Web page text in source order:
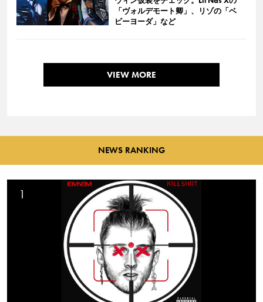
「ヴォルデモート卿」、リゾの「ベ
ビーヨーダ」など
VIEW MORE
NEWS RANKING